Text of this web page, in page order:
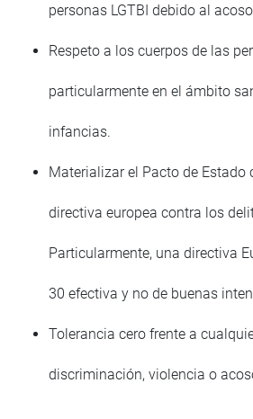
personas LGTBI debido al
Respeto a los cuerpos de las
particularmente en el ámbito
infancias.
Materializar el Pacto de Estado
directiva europea contra los
Particularmente, una directiva
30 efectiva y no de buenas
Tolerancia cero frente a
discriminación, violencia o